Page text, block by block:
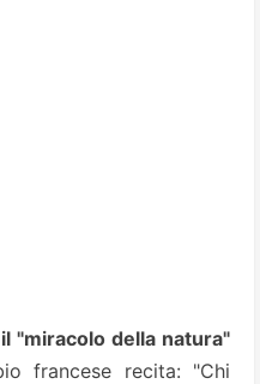
"miracolo della natura"
francese recita: "Chi